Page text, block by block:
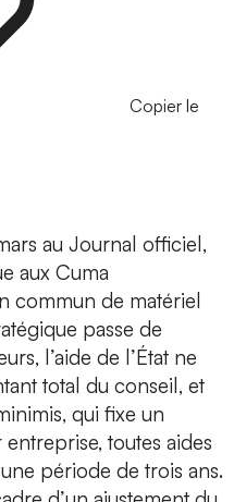
Copier le
au Journal officiel,
aux Cuma
commun de matériel
passe de
l’aide de l’État ne
total du conseil, et
qui fixe un
toutes aides
période de trois ans.